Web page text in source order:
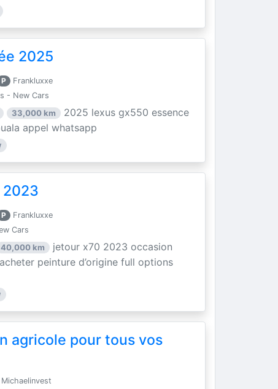
2025
P Frankluxxe
- New Cars
33,000 km
2025 lexus gx550 essence
appel whatsapp
2023
P Frankluxxe
Cars
40,000 km
jetour x70 2023 occasion
peinture d’origine full options
agricole pour tous vos